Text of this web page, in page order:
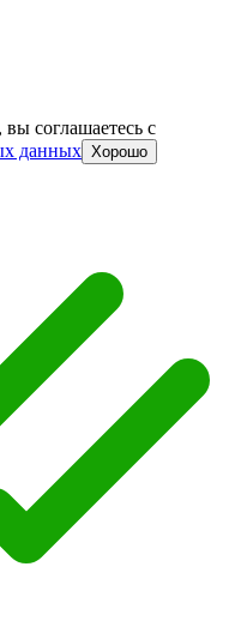
соглашаетесь c
данных Хорошо